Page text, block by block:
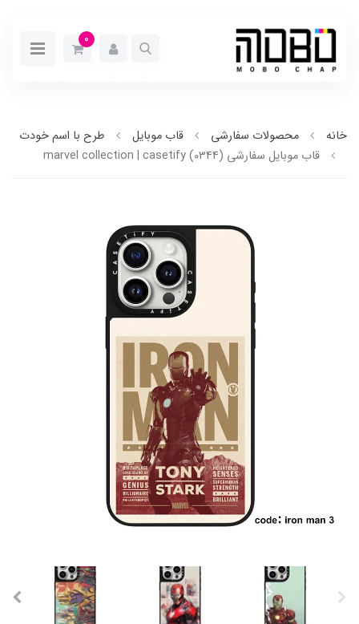
0
خانه محصولات سفارشی قاب موبایل
طرح با اسم خودت
قاب موبایل سفارشی marvel collection | casetify (0344)